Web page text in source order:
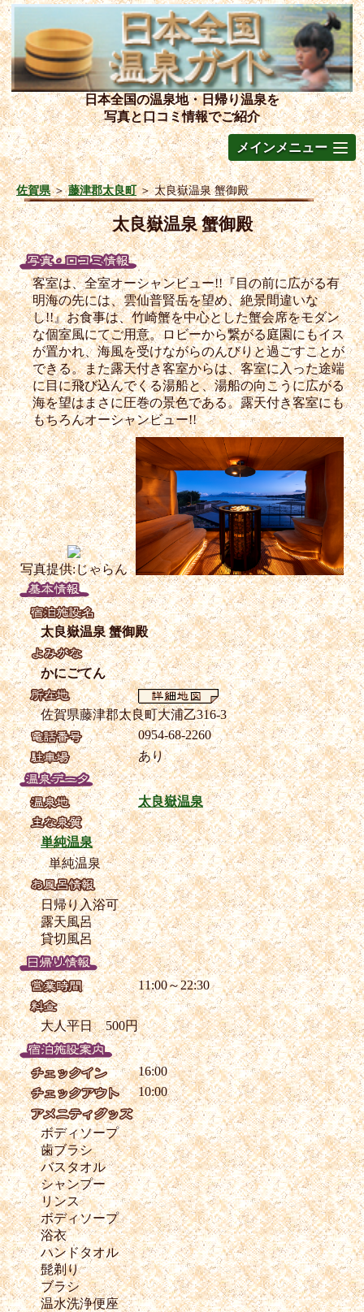
日本全国の温泉地・日帰り温泉を
写真と口コミ情報でご紹介
メインメニュー
佐賀県＞藤津郡太良町＞太良嶽温泉 蟹御殿
太良嶽温泉 蟹御殿
客室は、全室オーシャンビュー!!『目の前に広がる有
明海の先には、雲仙普賢岳を望め、絶景間違いな
し!!』お食事は、竹崎蟹を中心とした蟹会席をモダン
な個室風にてご用意。ロビーから繋がる庭園にもイス
が置かれ、海風を受けながらのんびりと過ごすことが
できる。また露天付き客室からは、客室に入った途端
に目に飛び込んでくる湯船と、湯船の向こうに広がる
海を望はまさに圧巻の景色である。露天付き客室にも
もちろんオーシャンビュー!!
写真提供:じゃらん
太良嶽温泉 蟹御殿
かにごてん
佐賀県藤津郡太良町大浦乙316-3
0954-68-2260
あり
太良嶽温泉
単純温泉
単純温泉
日帰り入浴可
露天風呂
貸切風呂
11:00～22:30
大人平日 500円
16:00
10:00
ボディソープ
歯ブラシ
バスタオル
シャンプー
リンス
ボディソープ
浴衣
ハンドタオル
髭剃り
ブラシ
温水洗浄便座